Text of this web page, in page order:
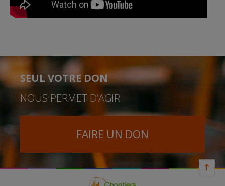
SEUL VOTRE DON
NOUS PERMET D’AGIR
FAIRE UN DON